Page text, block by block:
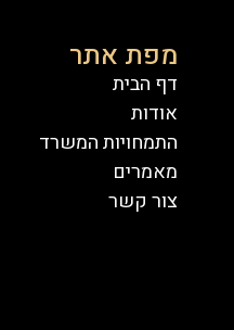
מפת אתר
דף הבית
אודות
התמחויות המשרד
מאמרים
צור קשר